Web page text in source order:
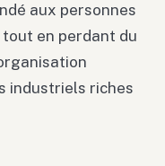
aux personnes
en perdant du
industriels riches